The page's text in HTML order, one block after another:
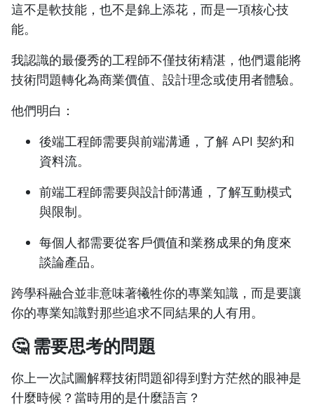
這不是軟技能，也不是錦上添花，而是一項核心技
能。
我認識的最優秀的工程師不僅技術精湛，他們還能將
技術問題轉化為商業價值、設計理念或使用者體驗。
他們明白：
後端工程師需要與前端溝通，了解 API 契約和
資料流。
前端工程師需要與設計師溝通，了解互動模式
與限制。
每個人都需要從客戶價值和業務成果的角度來
談論產品。
跨學科融合並非意味著犧牲你的專業知識，而是要讓
你的專業知識對那些追求不同結果的人有用。
🤔 需要思考的問題
你上一次試圖解釋技術問題卻得到對方茫然的眼神是
什麼時候？當時用的是什麼語言？